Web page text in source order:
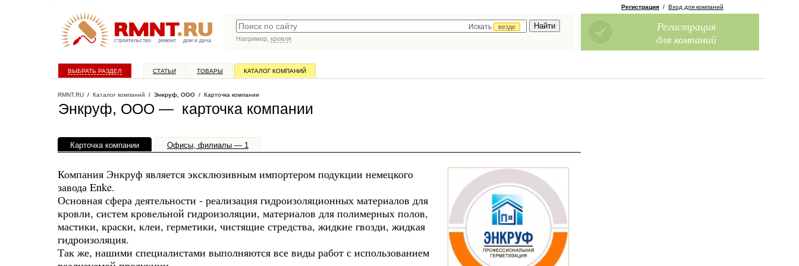
строительство ремонт дом и дача
Искать
везде
Например, кровля
Регистрация / Вход для компаний
Регистрация
для компаний
ВЫБРАТЬ РАЗДЕЛ СТАТЬИ ТОВАРЫ КАТАЛОГ КОМПАНИЙ
RMNT.RU / Каталог компаний / Энкруф, ООО / Карточка компании
Энкруф, ООО — карточка компании
Карточка компании Офисы, филиалы — 1
Компания Энкруф является эксклюзивным импортером подукции немецкого
завода Enke.
Основная сфера деятельности - реализация гидроизоляционных материалов для
кровли, систем кровельной гидроизоляции, материалов для полимерных полов,
мастики, краски, клеи, герметики, чистящие стредства, жидкие гвозди, жидкая
гидроизоляция.
Так же, нашими специалистами выполняются все виды работ с использованием